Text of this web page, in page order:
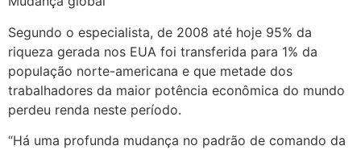
Segundo o especialista, de 2008 até hoje 95% da
riqueza gerada nos EUA foi transferida para 1% da
população norte-americana e que metade dos
trabalhadores da maior potência econômica do mundo
perdeu renda neste período.
“Há uma profunda mudança no padrão de comando da